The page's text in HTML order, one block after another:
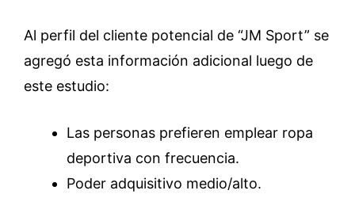
Al perfil del cliente potencial de “JM Sport” se
agregó esta información adicional luego de
este estudio:
Las personas prefieren emplear ropa
deportiva con frecuencia.
Poder adquisitivo medio/alto.